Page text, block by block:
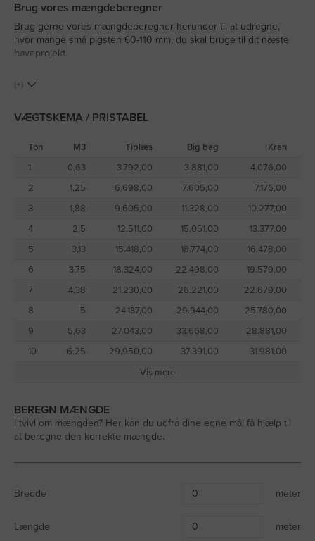
Brug vores mængdeberegner
Brug gerne vores mængdeberegner herunder til at udregne,
hvor mange små pigsten 60-110 mm, du skal bruge til dit næste
haveprojekt.
Levering af små pigsten 60-110 mm
du få dem leveret med tiplæs/helt vognlæs (aflæsset i dynge/løs
vægt), bigbags eller med kran/grab. Vores kran måler 10 meter, så
du ønsker det op til 10 meter fra vejen, hvis du vælger levering
med kran/grab eller med big bags.
Hent selv små pigsten 60-110 mm - betal stykpris per
afhentet sten
beliggende Mørupvej 37, 7400 Herning.
kundeservice på 41 200 800, når du kommer herud.
Læs mere om åbningstider, evt. hjælp til læsning mv. i menuen
under ”hent selv”.
(+)
VÆGTSKEMA / PRISTABEL
Ton M3 Tiplæs Big bag
Kran
1
0,63 3.792,00 3.881,00
4.076,00
2
1,25 6.698,00 7.605,00
7.176,00
3
1,88 9.605,00 11.328,00
10.277,00
4
2,5 12.511,00 15.051,00
13.377,00
5
3,13 15.418,00 18.774,00
16.478,00
6
3,75 18.324,00 22.498,00
19.579,00
7
4,38 21.230,00 26.221,00
22.679,00
8
5 24.137,00 29.944,00
25.780,00
9
5,63 27.043,00 33.668,00
28.881,00
10
6,25 29.950,00 37.391,00
31.981,00
Vis mere
BEREGN MÆNGDE
I tvivl om mængden? Her kan du udfra dine egne mål få hjælp til
at beregne den korrekte mængde.
Bredde meter
Længde meter